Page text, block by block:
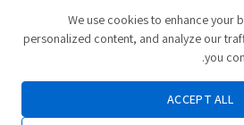
We use cookies to enhance your
personalized content, and analyze our
you
ACCEPT ALL